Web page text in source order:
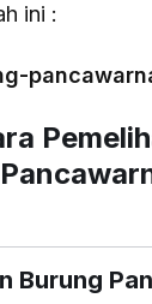
ini :
Burung